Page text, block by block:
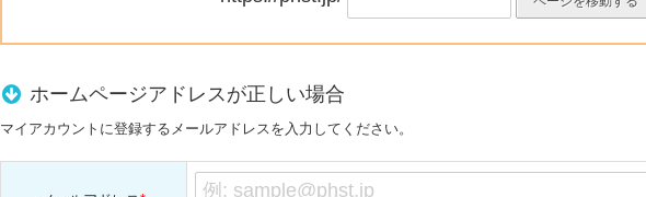
ホームページアドレスが正しい場合
マイアカウントに登録するメールアドレスを入力してください。